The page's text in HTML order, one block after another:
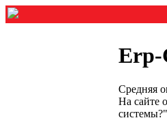
Erp-
Средняя
На сайте